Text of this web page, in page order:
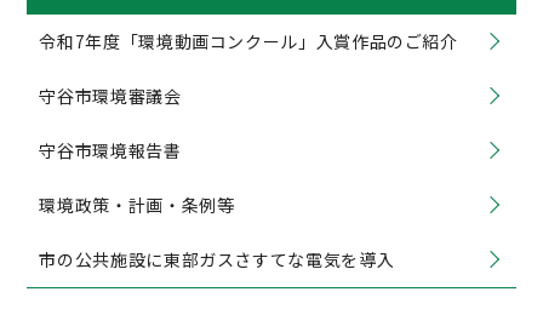
令和7年度「環境動画コンクール」入賞作品のご紹介
守谷市環境審議会
守谷市環境報告書
環境政策・計画・条例等
市の公共施設に東部ガスさすてな電気を導入